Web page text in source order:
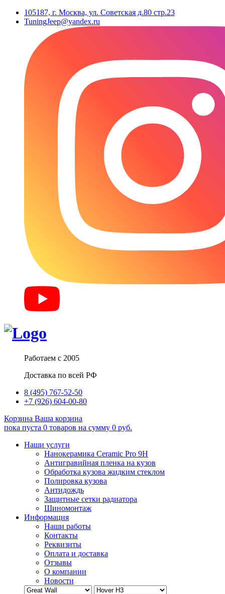
105187, г. Москва, ул. Советская д.80 стр.23
TuningJeep@yandex.ru
Работаем с 2005
Доставка по всей РФ
8 (495) 767-52-50
+7 (926) 604-00-80
Корзина Ваша корзина
пока пуста 0 товаров на сумму 0 руб.
Наши услуги
Нанокерамика Ceramic Pro 9H
Антигравийная пленка на кузов
Обработка кузова жидким стеклом
Полировка кузова
Антидождь
Защитные сетки радиатора
Шиномонтаж
Информация
Наши работы
Контакты
Реквизиты
Оплата и доставка
Отзывы
О компании
Новости